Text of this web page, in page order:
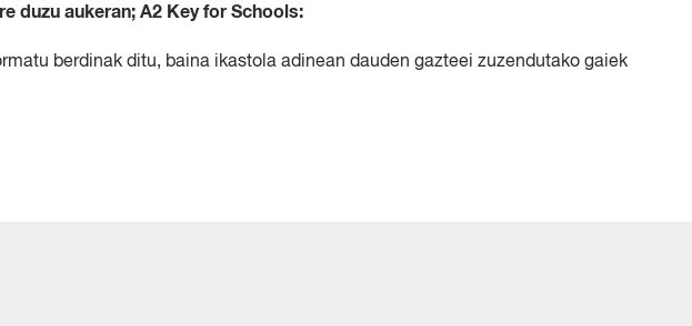
duzu aukeran; A2 Key for Schools:
berdinak ditu, baina ikastola adinean dauden gazteei zuzendutako gaiek